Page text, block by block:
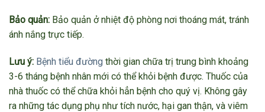
Bảo quản: Bảo quản ở nhiệt độ phòng nơi thoáng mát, tránh
ánh nắng trực tiếp.
Lưu ý: Bệnh tiểu đường thời gian chữa trị trung bình khoảng
3-6 tháng bệnh nhân mới có thể khỏi bệnh được. Thuốc của
nhà thuốc có thể chữa khỏi hẳn bệnh cho quý vị. Không gây
ra những tác dụng phụ như tích nước, hại gan thận, và viêm